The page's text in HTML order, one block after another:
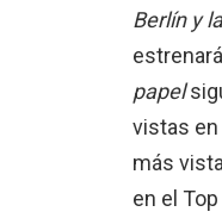
Berlín y
papel
vistas en
más
en el